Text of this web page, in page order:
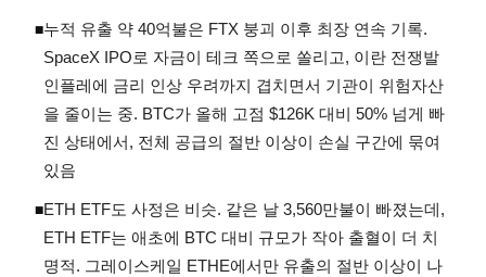
◾누적 유출 약 40억불은 FTX 붕괴 이후 최장 연속 기록.
SpaceX IPO로 자금이 테크 쪽으로 쏠리고, 이란 전쟁발
인플레에 금리 인상 우려까지 겹치면서 기관이 위험자산
을 줄이는 중. BTC가 올해 고점 $126K 대비 50% 넘게 빠
진 상태에서, 전체 공급의 절반 이상이 손실 구간에 묶여
있음
◾ETH ETF도 사정은 비슷. 같은 날 3,560만불이 빠졌는데,
ETH ETF는 애초에 BTC 대비 규모가 작아 출혈이 더 치
명적. 그레이스케일 ETHE에서만 유출의 절반 이상이 나